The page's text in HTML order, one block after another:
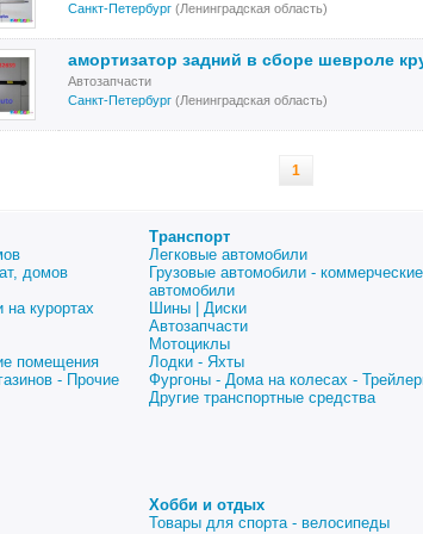
Санкт-Петербург (Ленинградская область)
амортизатор задний в сборе шевроле
Автозапчасти
Санкт-Петербург (Ленинградская область)
1
домов
курортах
помещения
- Прочие
Транспорт
Легковые автомобили
Грузовые автомобили - коммерческие
автомобили
Шины | Диски
Автозапчасти
Мотоциклы
Лодки - Яхты
Фургоны - Дома на колесах -
Другие транспортные средства
Хобби и отдых
Товары для спорта - велосипеды